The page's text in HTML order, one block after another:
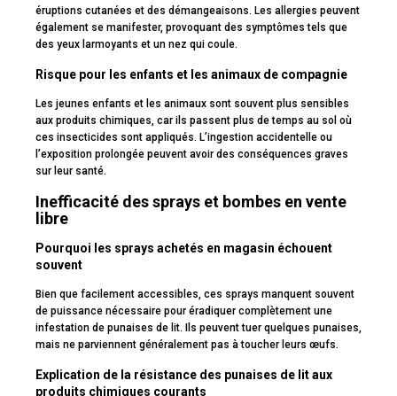
éruptions cutanées et des démangeaisons. Les allergies peuvent
également se manifester, provoquant des symptômes tels que
des yeux larmoyants et un nez qui coule.
Risque pour les enfants et les animaux de compagnie
Les jeunes enfants et les animaux sont souvent plus sensibles
aux produits chimiques, car ils passent plus de temps au sol où
ces insecticides sont appliqués. L’ingestion accidentelle ou
l’exposition prolongée peuvent avoir des conséquences graves
sur leur santé.
Inefficacité des sprays et bombes en vente
libre
Pourquoi les sprays achetés en magasin échouent
souvent
Bien que facilement accessibles, ces sprays manquent souvent
de puissance nécessaire pour éradiquer complètement une
infestation de punaises de lit. Ils peuvent tuer quelques punaises,
mais ne parviennent généralement pas à toucher leurs œufs.
Explication de la résistance des punaises de lit aux
produits chimiques courants